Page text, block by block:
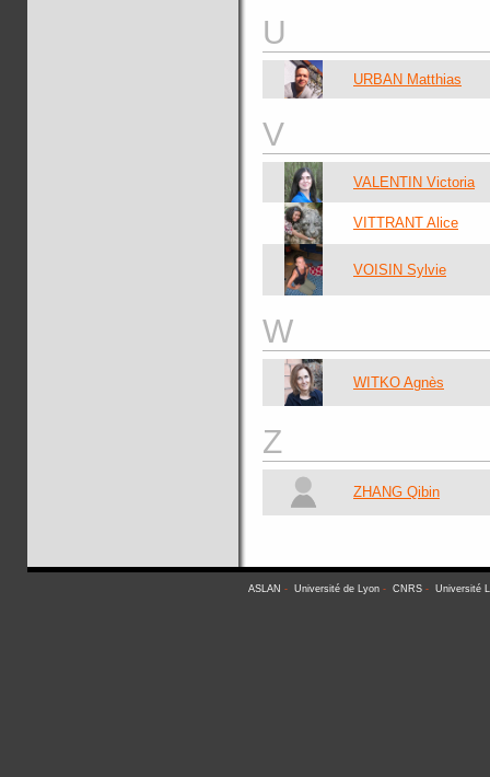
U
URBAN Matthias
V
VALENTIN Victoria
VITTRANT Alice
VOISIN Sylvie
W
WITKO Agnès
Z
ZHANG Qibin
ASLAN - Université de Lyon- CNRS- Université